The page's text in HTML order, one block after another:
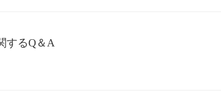
するQ＆A